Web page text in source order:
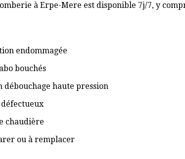
à Erpe-Mere est disponible 7j/7, y
endommagée
bouchés
débouchage haute pression
défectueux
chaudière
ou à remplacer